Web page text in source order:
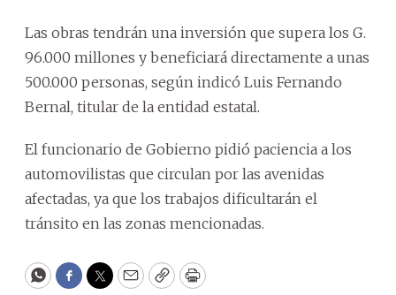
Las obras tendrán una inversión que supera los G.
96.000 millones y beneficiará directamente a unas
500.000 personas, según indicó Luis Fernando
Bernal, titular de la entidad estatal.
El funcionario de Gobierno pidió paciencia a los
automovilistas que circulan por las avenidas
afectadas, ya que los trabajos dificultarán el
tránsito en las zonas mencionadas.
WhatsApp
Facebook
Twitter
EmailCopyPrint